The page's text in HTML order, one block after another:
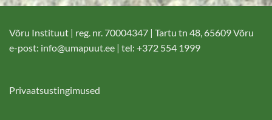
Võru Instituut | reg. nr. 70004347 | Tartu tn 48, 65609 Võru
e-post: info@umapuut.ee | tel: +372 554 1999
Privaatsustingimused